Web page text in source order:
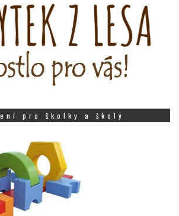
pro školky a školy